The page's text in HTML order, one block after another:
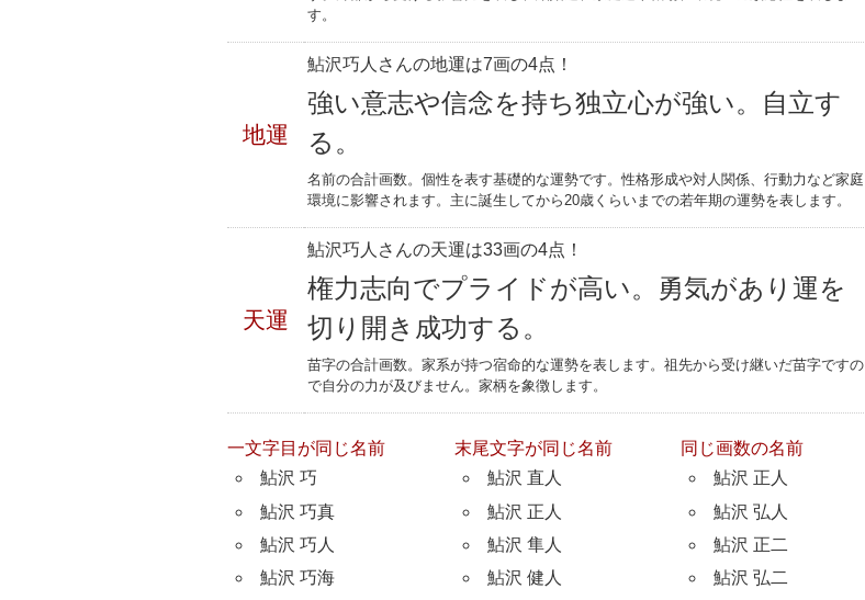
す。
地運
鮎沢巧人さんの地運は7画の4点！
強い意志や信念を持ち独立心が強い。自立す
る。
名前の合計画数。個性を表す基礎的な運勢です。性格形成や対人関係、行動力など家庭
環境に影響されます。主に誕生してから20歳くらいまでの若年期の運勢を表します。
天運
鮎沢巧人さんの天運は33画の4点！
権力志向でプライドが高い。勇気があり運を
切り開き成功する。
苗字の合計画数。家系が持つ宿命的な運勢を表します。祖先から受け継いだ苗字ですの
で自分の力が及びません。家柄を象徴します。
一文字目が同じ名前
鮎沢 巧
鮎沢 巧真
鮎沢 巧人
鮎沢 巧海
末尾文字が同じ名前
鮎沢 直人
鮎沢 正人
鮎沢 隼人
鮎沢 健人
同じ画数の名前
鮎沢 正人
鮎沢 弘人
鮎沢 正二
鮎沢 弘二